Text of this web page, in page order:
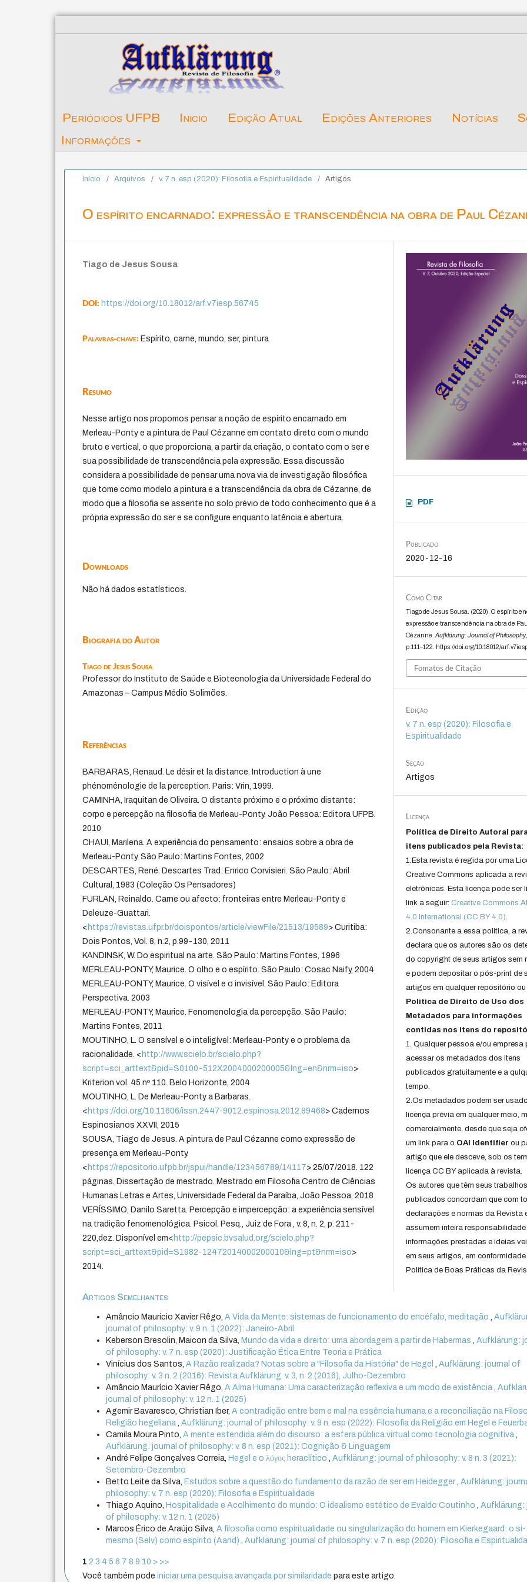
Periódicos UFPB Inicio Edição Atual Edições Anteriores Notícias
Informações
Início / Arquivos / v. 7 n. esp (2020): Filosofia e Espiritualidade / Artigos
O espírito encarnado: expressão e transcendência na obra de Paul
Tiago de Jesus Sousa
DOI:https://doi.org/10.18012/arf.v7iesp.56745
Palavras-chave:Espírito, carne, mundo, ser, pintura
Resumo
Nesse artigo nos propomos pensar a noção de espírito encarnado em
Merleau-Ponty e a pintura de Paul Cézanne em contato direto com o mundo
bruto e vertical, o que proporciona, a partir da criação, o contato com o ser e
sua possibilidade de transcendência pela expressão. Essa discussão
considera a possibilidade de pensar uma nova via de investigação filosófica
que tome como modelo a pintura e a transcendência da obra de Cézanne, de
modo que a filosofia se assente no solo prévio de todo conhecimento que é a
própria expressão do ser e se configure enquanto latência e abertura.
Downloads
Não há dados estatísticos.
Biografia do Autor
Tiago de Jesus Sousa
Professor do Instituto de Saúde e Biotecnologia da Universidade Federal do
Amazonas – Campus Médio Solimões.
Referências
BARBARAS, Renaud. Le désir et la distance. Introduction à une
phénoménologie de la perception. Paris: Vrin, 1999.
CAMINHA, Iraquitan de Oliveira. O distante próximo e o próximo distante:
corpo e percepção na filosofia de Merleau-Ponty. João Pessoa: Editora UFPB.
2010
CHAUI, Marilena. A experiência do pensamento: ensaios sobre a obra de
Merleau-Ponty. São Paulo: Martins Fontes, 2002
DESCARTES, René. Descartes Trad: Enrico Corvisieri. São Pau­lo: Abril
Cultural, 1983 (Coleção Os Pensadores)
FURLAN, Reinaldo. Carne ou afecto: fronteiras entre Merleau-Ponty e
Deleuze-Guattari.
< https://revistas.ufpr.br/doispontos/article/viewFile/21513/19589> Curitiba:
Dois Pontos, Vol. 8, n.2, p.99-130, 2011
KANDINSK, W. Do espiritual na arte. São Paulo: Martins Fontes, 1996
MERLEAU-PONTY, Maurice. O olho e o espírito. São Paulo: Cosac Naify, 2004
MERLEAU-PONTY, Maurice. O visível e o invisível. São Paulo: Editora
Perspectiva. 2003
MERLEAU-PONTY, Maurice. Fenomenologia da percepção. São Paulo:
Martins Fontes, 2011
MOUTINHO, L. O sensível e o inteligível: Merleau-Ponty e o problema da
racionalidade. < http://www.scielo.br/scielo.php?
script=sci_arttext&pid=S0100-512X2004000200005&lng=en&nrm=iso>
Kriterion vol. 45 nº 110. Belo Horizonte, 2004
MOUTINHO, L. De Merleau-Ponty a Barbaras.
< https://doi.org/10.11606/issn.2447-9012.espinosa.2012.89468> Cadernos
Espinosianos XXVII, 2015
SOUSA, Tiago de Jesus. A pintura de Paul Cézanne como expressão de
presença em Merleau-Ponty.
< https://repositorio.ufpb.br/jspui/handle/123456789/14117> 25/07/2018. 122
páginas. Dissertação de mestrado. Mestrado em Filosofia Centro de Ciências
Humanas Letras e Artes, Universidade Federal da Paraíba, João Pessoa, 2018
VERÍSSIMO, Danilo Saretta. Percepção e impercepção: a experiência sensível
na tradição fenomenológica. Psicol. Pesq., Juiz de Fora , v. 8, n. 2, p. 211-
220,dez. Disponível em< http://pepsic.bvsalud.org/scielo.php?
script=sci_arttext&pid=S1982-12472014000200010&lng=pt&nrm=iso>
2014.
PDF
Publicado
2020-12-16
Como Citar
Tiago de Jesus Sousa. (2020). O espírito
expressão e transcendência na obra de Paul
Cézanne.Aufklärung: Journal of Philosophy,
p.111–122. https://doi.org/10.18012/
Fomatos de Citação
Edição
v. 7 n. esp (2020): Filosofia e
Espiritualidade
Seção
Artigos
Licença
Política de Direito Autoral
itens publicados pela Revista:
1.Esta revista é regida por uma
Creative Commons aplicada a
eletrônicas. Esta licença pode ser
link a seguir:Creative Commons
4.0 International (CC BY 4.0).
2.Consonante a essa politica, a
declara que os autores são os
do copyright de seus artigos sem
e podem depositar o pós-print de
artigos em qualquer repositório ou
Política de Direito de Uso dos
Metadados para informações
contidas nos itens do
1. Qualquer pessoa e/ou empresa
acessar os metadados dos itens
publicados gratuitamente e a
tempo.
2.Os metadados podem ser
licença prévia em qualquer meio,
comercialmente, desde que seja
um link para o OAI Identifier ou
artigo que ele desceve, sob os
licença CC BY aplicada à revista.
Os autores que têm seus trabalhos
publicados concordam que com
declarações e normas da Revista
assumem inteira responsabilidade
informações prestadas e ideias
em seus artigos, em
Política de Boas Práticas da
Artigos Semelhantes
Amâncio Maurício Xavier Rêgo,A Vida da Mente: sistemas de funcionamento do encéfalo, meditação ,
journal of philosophy: v. 9 n. 1 (2022): Janeiro-Abril
Keberson Bresolin, Maicon da Silva, Mundo da vida e direito: uma abordagem a partir de Habermas ,Aufklärung:
of philosophy: v. 7 n. esp (2020): Justificação Ética Entre Teoria e Prática
Vinícius dos Santos,A Razão realizada? Notas sobre a "Filosofia da História" de Hegel ,Aufklärung: journal of
philosophy: v. 3 n. 2 (2016): Revista Aufklärung. v. 3, n. 2 (2016), Julho-Dezembro
Amâncio Maurício Xavier Rêgo,A Alma Humana: Uma caracterização reflexiva e um modo de existência ,
journal of philosophy: v. 12 n. 1 (2025)
Agemir Bavaresco, Christian Iber,A contradição entre bem e mal na essência humana e a reconciliação na
Religião hegeliana ,Aufklärung: journal of philosophy: v. 9 n. esp (2022): Filosofia da Religião em Hegel e
Camila Moura Pinto,A mente estendida além do discurso: a esfera pública virtual como tecnologia cognitiva
Aufklärung: journal of philosophy: v. 8 n. esp (2021): Cognição & Linguagem
André Felipe Gonçalves Correia, Hegel e o λόγος heraclítico ,Aufklärung: journal of philosophy: v. 8 n. 3 (2021):
Setembro-Dezembro
Betto Leite da Silva, Estudos sobre a questão do fundamento da razão de ser em Heidegger ,Aufklärung:
philosophy: v. 7 n. esp (2020): Filosofia e Espiritualidade
Thiago Aquino, Hospitalidade e Acolhimento do mundo: O idealismo estético de Evaldo Coutinho ,Aufklärung:
of philosophy: v. 12 n. 1 (2025)
Marcos Érico de Araújo Silva,A filosofia como espiritualidade ou singularização do homem em Kierkegaard: o si-
mesmo (Selv) como espírito (Aand)
,Aufklärung: journal of philosophy: v. 7 n. esp (2020): Filosofia e
1 2 3 4 5 6 7 8 9 10 > >>
Você também podeiniciar uma pesquisa avançada por similaridade para este artigo.